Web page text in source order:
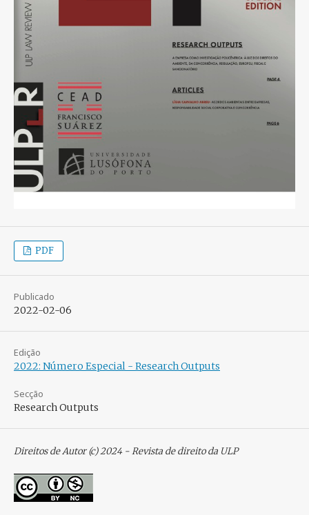
PDF
Publicado
2022-02-06
Edição
2022: Número Especial - Research Outputs
Secção
Research Outputs
Direitos de Autor (c) 2024 - Revista de direito da ULP